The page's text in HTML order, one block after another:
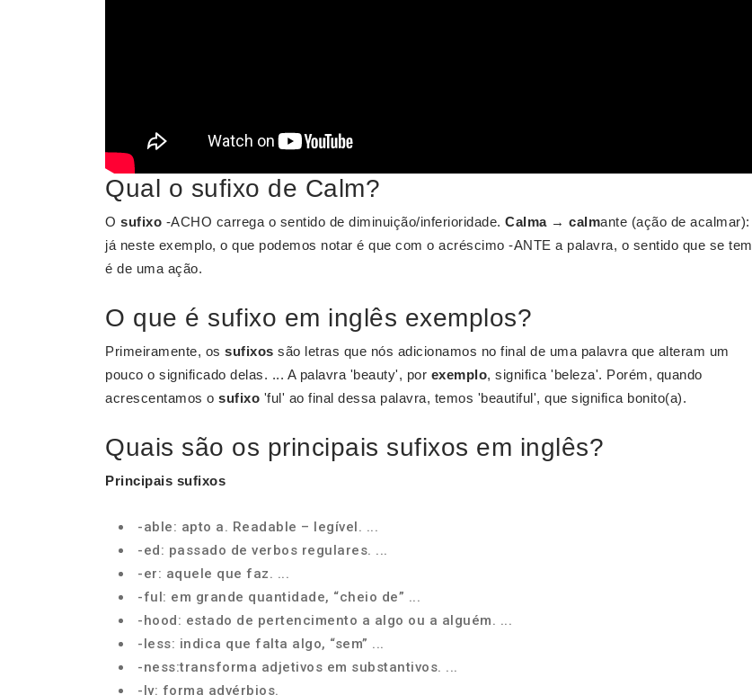
Qual o sufixo de Calm?
O sufixo -ACHO carrega o sentido de diminuição/inferioridade. Calma→ calmante (ação de acalmar):
já neste exemplo, o que podemos notar é que com o acréscimo -ANTE a palavra, o sentido que se tem
é de uma ação.
O que é sufixo em inglês exemplos?
Primeiramente, os sufixos são letras que nós adicionamos no final de uma palavra que alteram um
pouco o significado delas. ... A palavra 'beauty', por exemplo, significa 'beleza'. Porém, quando
acrescentamos o sufixo 'ful' ao final dessa palavra, temos 'beautiful', que significa bonito(a).
Quais são os principais sufixos em inglês?
Principais sufixos
-able: apto a. Readable – legível. ...
-ed: passado de verbos regulares. ...
-er: aquele que faz. ...
-ful: em grande quantidade, “cheio de” ...
-hood: estado de pertencimento a algo ou a alguém. ...
-less: indica que falta algo, “sem” ...
-ness:transforma adjetivos em substantivos. ...
-ly: forma advérbios.